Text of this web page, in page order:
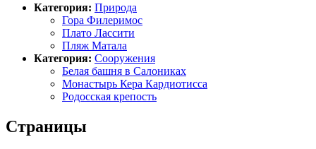
Категория: Природа
Гора Филеримос
Плато Лассити
Пляж Матала
Категория: Сооружения
Белая башня в Салониках
Монастырь Кера Кардиотисса
Родосская крепость
Страницы